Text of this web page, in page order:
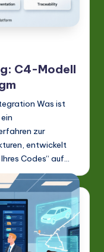
C4-Modell
Was ist
zur
entwickelt
Codes“ auf…